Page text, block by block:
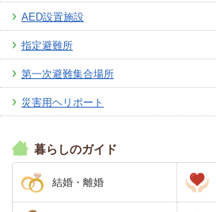
AED設置施設
指定避難所
第一次避難集合場所
災害用ヘリポート
暮らしのガイド
結婚・離婚